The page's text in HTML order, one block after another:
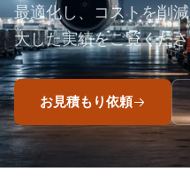
最適化し、コストを削
大した実績をご覧くだ
お見積もり依頼